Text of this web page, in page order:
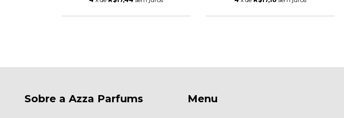
Sobre a Azza Parfums Menu